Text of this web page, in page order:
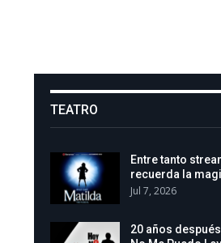
TEATRO
Entre tanto
recuerda la
Jul 7, 2026
20 años